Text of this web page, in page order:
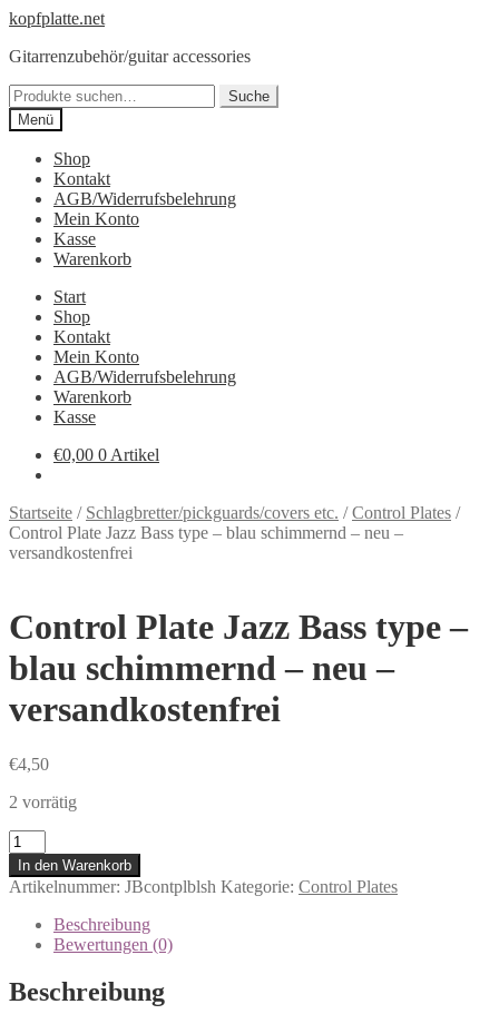
Zur
springen
Springe
Inhalt
kopfplatte.net
Gitarrenzubehör/guitar accessories
Suche
nach:
Suche
Menü
Shop
Kontakt
AGB/Widerrufsbelehrung
Mein Konto
Kasse
Warenkorb
Start
Shop
Kontakt
Mein Konto
AGB/Widerrufsbelehrung
Warenkorb
Kasse
€0,00 0 Artikel
Startseite / Schlagbretter/pickguards/covers etc. /Control Plates /
Control Plate Jazz Bass type – blau schimmernd – neu –
versandkostenfrei
Control Plate Jazz Bass type –
blau schimmernd – neu –
versandkostenfrei
€4,50
2 vorrätig
Anzahl
In den Warenkorb
Artikelnummer: JBcontplblsh Kategorie: Control Plates
Beschreibung
Bewertungen (0)
Beschreibung